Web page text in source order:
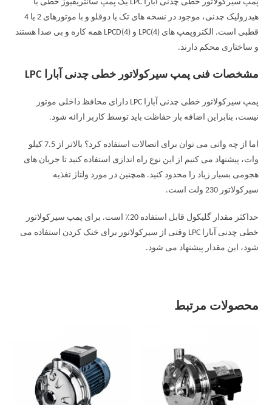
پمپ سیرکولاتور خطی چدنی آبارا LPC یک پمپ سانتریفیوژ خطی با
هیدرولیک چدنی، موجود در نسخه های تک یا دوقلو و با موتورهای 2 یا 4
قطبی است. الکتروپمپ های LPC(4) و LPCD(4) همه کاره و بی صدا هستند
و ساختاری محکم دارند.
مشخصات فنی پمپ سیرکولاتور خطی چدنی آبارا LPC
پمپ سیرکولاتور خطی چدنی آبارا LPC دارای محافظ داخلی موتور
نیست، بنابراین اضافه بار حفاظت باید توسط کاربر ارائه شود.
اما از چه واتی می توان برای اتصالات استفاده کرد؟ بالاتر از 7.5 کیلو
وات، پیشنهاد می کنیم از این نوع راه اندازی استفاده کنید تا جریان های
هجومی بسیار زیاد را محدود کنید. همچنین در مورد ولتاژ تغذیه
سیرکولاتور 230 ولت است.
حداکثر مقدار گلیکول قابل استفاده 20٪ است. برای پمپ سیرکولاتور
خطی چدنی آبارا LPC وقتی از سیرکولاتور برای خنک کردن استفاده می
شود، این مقدار پیشنهاد می شود.
محصولات مرتبط